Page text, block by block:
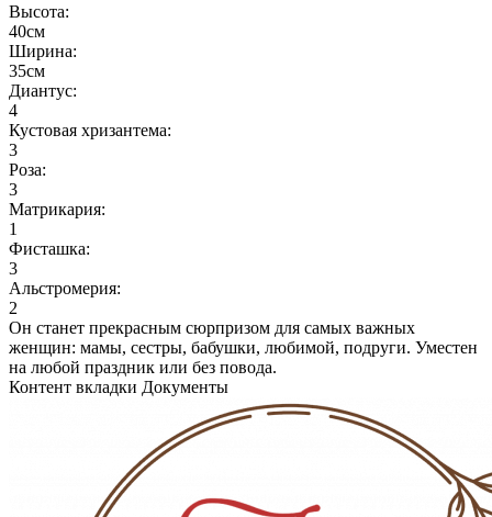
Высота:
40см
Ширина:
35см
Диантус:
4
Кустовая хризантема:
3
Роза:
3
Матрикария:
1
Фисташка:
3
Альстромерия:
2
Он станет прекрасным сюрпризом для самых важных
женщин: мамы, сестры, бабушки, любимой, подруги. Уместен
на любой праздник или без повода.
Контент вкладки Документы